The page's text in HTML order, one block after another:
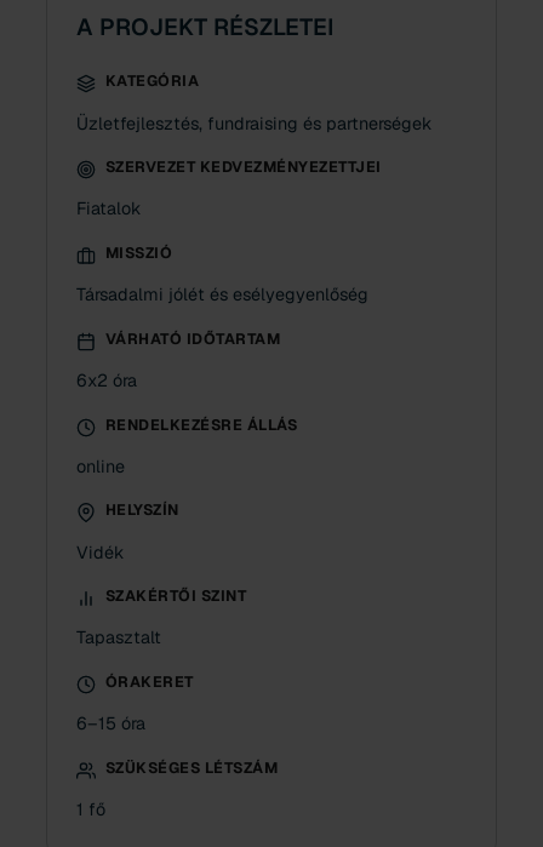
A PROJEKT RÉSZLETEI
KATEGÓRIA
Üzletfejlesztés, fundraising és partnerségek
SZERVEZET KEDVEZMÉNYEZETTJEI
Fiatalok
MISSZIÓ
Társadalmi jólét és esélyegyenlőség
VÁRHATÓ IDŐTARTAM
6x2 óra
RENDELKEZÉSRE ÁLLÁS
online
HELYSZÍN
Vidék
SZAKÉRTŐI SZINT
Tapasztalt
ÓRAKERET
6–15 óra
SZÜKSÉGES LÉTSZÁM
1 fő